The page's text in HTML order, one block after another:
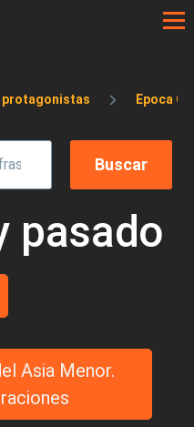
de ayuda a la
protagonistas Epoca
pasado
Asia Menor.